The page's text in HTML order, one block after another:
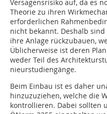
Versagensrisiko auf, da es
Theorie zu ihren
erforderlichen
nicht bekannt. Deshalb
ihre Anlage rückzubauen,
Üblicherweise ist deren
weder Teil des
nieurstudiengänge.
Beim Einbau ist es daher
hinzuzuziehen, welche die
kontrollieren. Dabei sollten